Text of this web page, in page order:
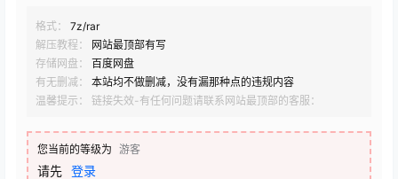
格式：
7z/rar
解压教程：
网站最顶部有写
存储网盘：
百度网盘
有无删减：
本站均不做删减，没有漏那种点的违规内容
温馨提示： 链接失效-有任何问题请联系网站最顶部的客服：
您当前的等级为 游客
请先 登录